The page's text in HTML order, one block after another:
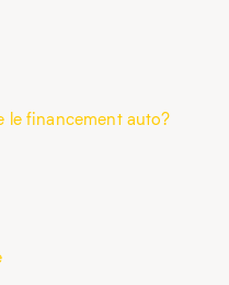
le financement auto?